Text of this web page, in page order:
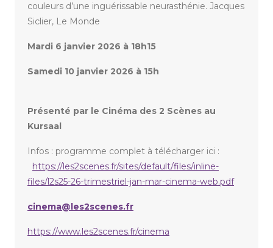
couleurs d’une inguérissable neurasthénie. Jacques
Siclier, Le Monde
Mardi 6 janvier 2026 à 18h15
Samedi 10 janvier 2026 à 15h
Présenté par le Cinéma des 2 Scènes au
Kursaal
Infos : programme complet à télécharger ici :
https://les2scenes.fr/sites/default/files/inline-
files/l2s25-26-trimestriel-jan-mar-cinema-web.pdf
cinema@les2scenes.fr
https://www.les2scenes.fr/cinema